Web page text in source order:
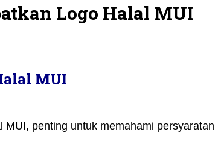
Logo Halal MUI
MUI
penting untuk memahami persyaratan